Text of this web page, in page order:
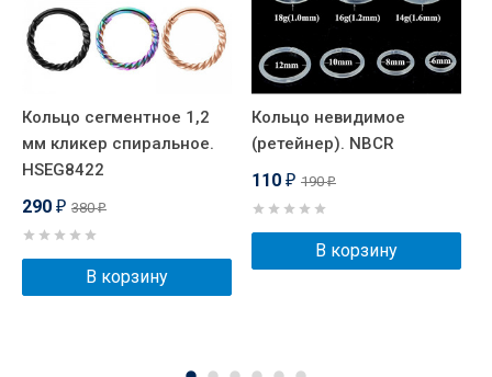
Кольцо сегментное 1,2
мм кликер спиральное.
HSEG8422
290 ₽ 380₽
В корзину
Кольцо невидимое
(ретейнер). NBCR
110 ₽ 190₽
В корзину